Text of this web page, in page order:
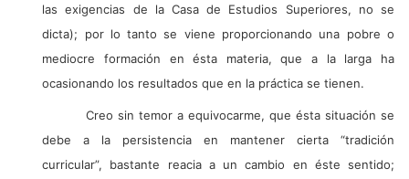
las exigencias de la Casa de Estudios Superiores, no se
dicta); por lo tanto se viene proporcionando una pobre o
mediocre formación en ésta materia, que a la larga ha
ocasionando los resultados que en la práctica se tienen.
Creo sin temor a equivocarme, que ésta situación se
debe a la persistencia en mantener cierta “tradición
curricular”, bastante reacia a un cambio en éste sentido;